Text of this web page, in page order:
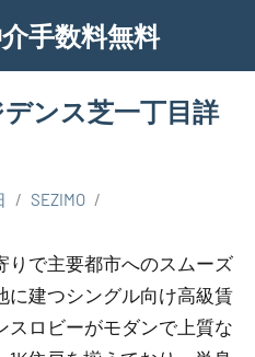
手数料無料
ンス芝一丁目詳
SEZIMO
りで主要都市へのスムーズ
に建つシングル向け高級賃
スロビーがモダンで上質な